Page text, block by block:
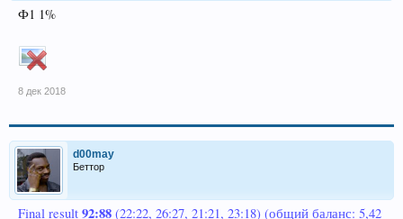
Ф1 1%
8 дек 2018
d00may
Беттор
Final result 92:88 (22:22, 26:27, 21:21, 23:18) (общий баланс: 5,42